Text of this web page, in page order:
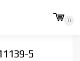
0
5